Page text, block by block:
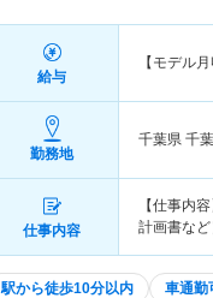
給与
【モデル月
勤務地
千葉県 千
仕事内容
【仕事内
計画書な
駅から徒歩10分以内 車通勤